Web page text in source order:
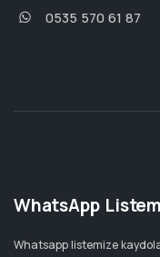
0535 570 61 87
WhatsApp
Whatsapp listemize